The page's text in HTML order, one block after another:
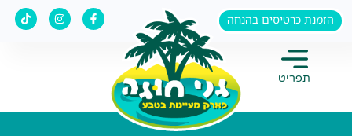
לתוכן הראשי
הזמנת כרטיסים בהנחה
תפריט